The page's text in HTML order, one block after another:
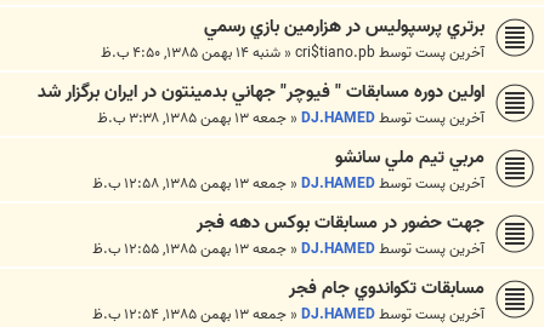
برتري پرسپوليس در هزارمين بازي رسمي
آخرین پست توسطcri$tiano.pb
« شنبه ۱۴ بهمن ۱۳۸۵, ۴:۵۰ ب.ظ
اولين دوره مسابقات " فيوچر" جهاني بدمينتون در ايران برگزار شد
آخرین پست توسطDJ.HAMED
« جمعه ۱۳ بهمن ۱۳۸۵, ۳:۳۸ ب.ظ
مربي تيم ملي سانشو
آخرین پست توسطDJ.HAMED
« جمعه ۱۳ بهمن ۱۳۸۵, ۱۲:۵۸ ب.ظ
جهت حضور در مسابقات بوکس دهه فجر
آخرین پست توسطDJ.HAMED
« جمعه ۱۳ بهمن ۱۳۸۵, ۱۲:۵۵ ب.ظ
مسابقات تکواندوي جام فجر
آخرین پست توسطDJ.HAMED
« جمعه ۱۳ بهمن ۱۳۸۵, ۱۲:۵۴ ب.ظ